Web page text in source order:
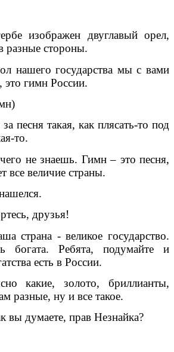
изображен двуглавый орел,
разные стороны.
нашего государства мы с вами
это гимн России.
песня такая, как плясать-то под
то.
не знаешь. Гимн – это песня,
все величие страны.
друзья!
страна - великое государство.
богата. Ребята, подумайте и
есть в России.
какие, золото, бриллианты,
разные, ну и все такое.
вы думаете, прав Незнайка?